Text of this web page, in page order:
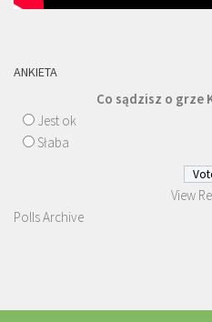
ANKIETA
Co sądzisz o grze
Jest ok
Słaba
View
Polls Archive